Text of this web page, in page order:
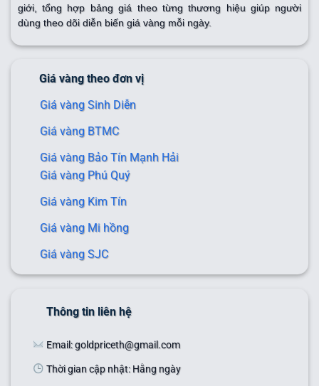
giới, tổng hợp bảng giá theo từng thương hiệu giúp người
dùng theo dõi diễn biến giá vàng mỗi ngày.
Giá vàng theo đơn vị
Giá vàng Sinh Diễn
Giá vàng BTMC
Giá vàng Bảo Tín Mạnh Hải
Giá vàng Phú Quý
Giá vàng Kim Tín
Giá vàng Mi hồng
Giá vàng SJC
Thông tin liên hệ
Email: goldpriceth@gmail.com
Thời gian cập nhật: Hằng ngày